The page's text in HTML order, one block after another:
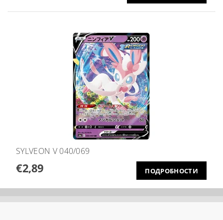
SYLVEON V 040/069
€2,89 ПОДРОБНОСТИ